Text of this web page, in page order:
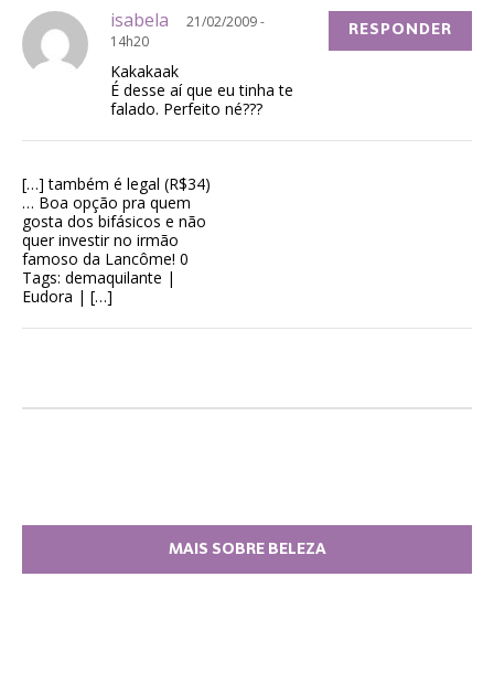
isabela
21/02/2009 -
14h20
Kakakaak
É desse aí que eu tinha te
falado. Perfeito né???
RESPONDER
[…] também é legal (R$34)
… Boa opção pra quem
gosta dos bifásicos e não
quer investir no irmão
famoso da Lancôme! 0
Tags: demaquilante |
Eudora | […]
MAIS SOBRE BELEZA